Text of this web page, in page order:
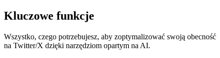
Kluczowe funkcje
Wszystko, czego potrzebujesz, aby zoptymalizować swoją obecność
na Twitter/X dzięki narzędziom opartym na AI.